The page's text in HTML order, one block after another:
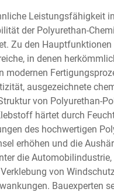
Leistungsfähigkeit
der Polyurethan-
Zu den
in denen
ausgezeichnete
von Polyurethan-
härtet durch
des hochwertigen
erhöhen und die
die
von
Bauexperten